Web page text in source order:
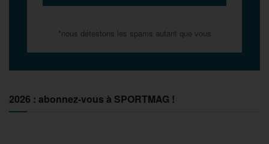
*nous détestons les spams autant que vous
2026 : abonnez-vous à SPORTMAG !